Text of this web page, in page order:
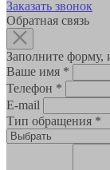
Заказать звонок
Обратная связь
Заполните
Ваше имя *
Телефон *
E-mail
Тип обращения *